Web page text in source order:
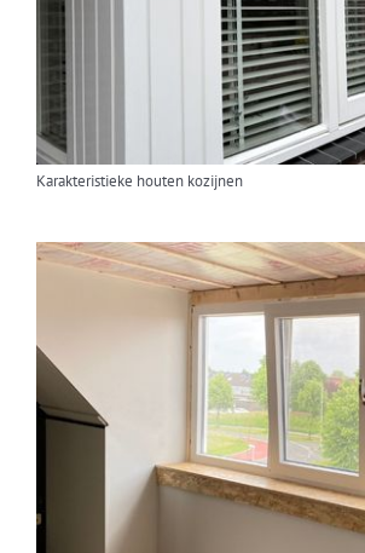
Karakteristieke houten kozijnen